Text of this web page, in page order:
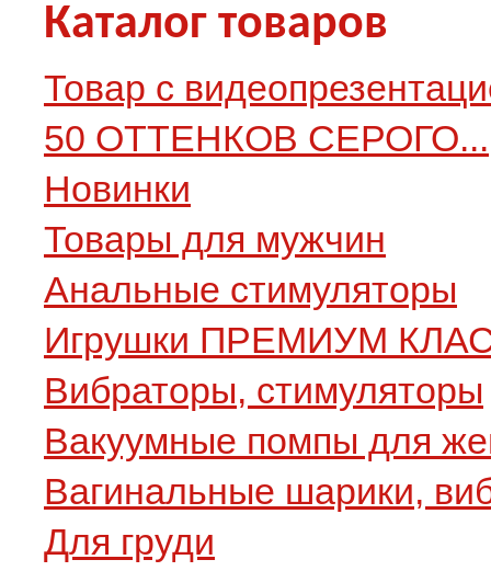
Каталог товаров
Товар с
50 ОТТЕНКОВ СЕРОГО...
Новинки
Товары для мужчин
Анальные стимуляторы
Игрушки ПРЕМИУМ
Вибраторы, стимуляторы
Вакуумные помпы для
Вагинальные шарики,
Для груди